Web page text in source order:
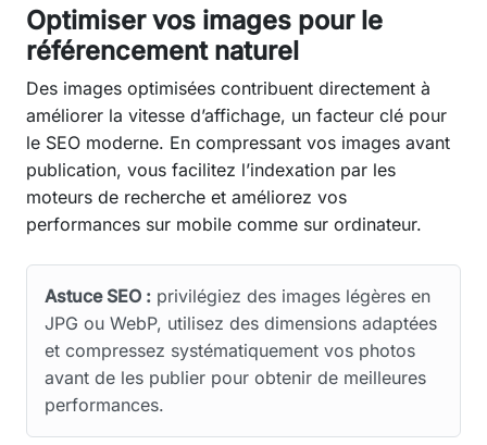
Optimiser vos images pour le
référencement naturel
Des images optimisées contribuent directement à
améliorer la vitesse d’affichage, un facteur clé pour
le SEO moderne. En compressant vos images avant
publication, vous facilitez l’indexation par les
moteurs de recherche et améliorez vos
performances sur mobile comme sur ordinateur.
Astuce SEO : privilégiez des images légères en
JPG ou WebP, utilisez des dimensions adaptées
et compressez systématiquement vos photos
avant de les publier pour obtenir de meilleures
performances.